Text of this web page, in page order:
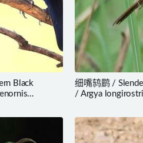
Black
细嘴鸫鹛 /
/ Argya